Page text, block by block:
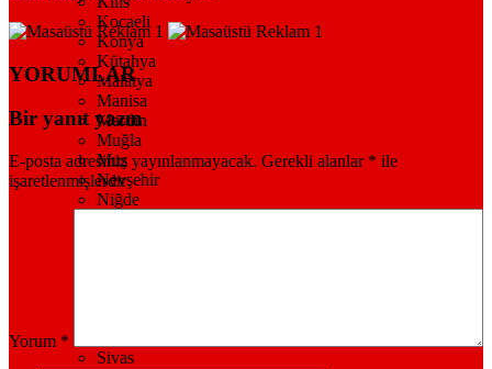
Kocaeli
Konya
Kütahya
Malatya
Manisa
Mardin
Muğla
Muş
Nevşehir
Niğde
Sivas
YORUMLAR
Bir yanıt yazın
E-posta adresiniz yayınlanmayacak. Gerekli alanlar * ile
işaretlenmişlerdir
Yorum *